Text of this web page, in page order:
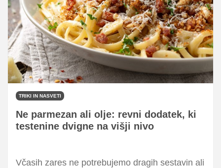
TRIKI IN NASVETI
Ne parmezan ali olje: revni dodatek, ki
testenine dvigne na višji nivo
Včasih zares ne potrebujemo dragih sestavin ali